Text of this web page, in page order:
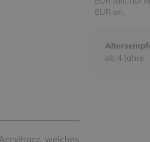
EUR an.
ab 4 Jahre
welches